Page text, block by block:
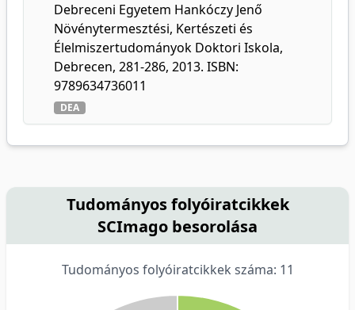
Debreceni Egyetem Hankóczy Jenő
Növénytermesztési, Kertészeti és
Élelmiszertudományok Doktori Iskola,
Debrecen, 281-286, 2013. ISBN:
9789634736011
DEA
Tudományos folyóiratcikkek
SCImago besorolása
Tudományos folyóiratcikkek száma: 11